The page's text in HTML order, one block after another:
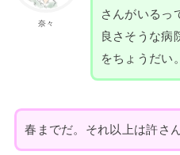
奈々
さんがいるっ
良さそうな病
をちょうだい。
春までだ。それ以上は許さん